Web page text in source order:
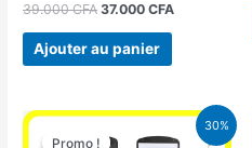
39.000CFA 37.000CFA
Ajouter au panier
30%
Promo !
Promo !
Le
prix
Le
prix